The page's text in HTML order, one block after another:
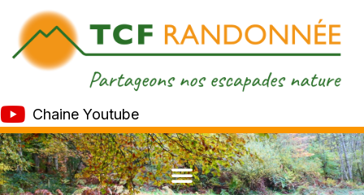
Chaine Youtube